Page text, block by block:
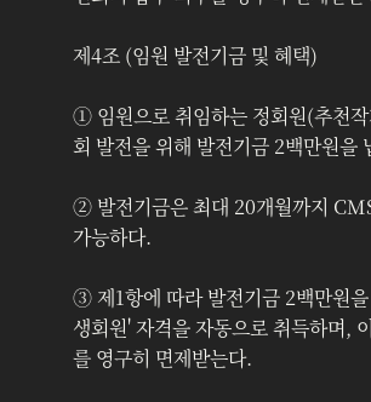
제4조 (임원 발전기금 및 혜택)
‍① 임원으로 취임하는 정회원(추천
회 발전을 위해 발전기금 2백만원을
② 발전기금은 최대 20개월까지
가능하다.
③ 제1항에 따라 발전기금 2백만원
생회원' 자격을 자동으로 취득하며,
를 영구히 면제받는다.